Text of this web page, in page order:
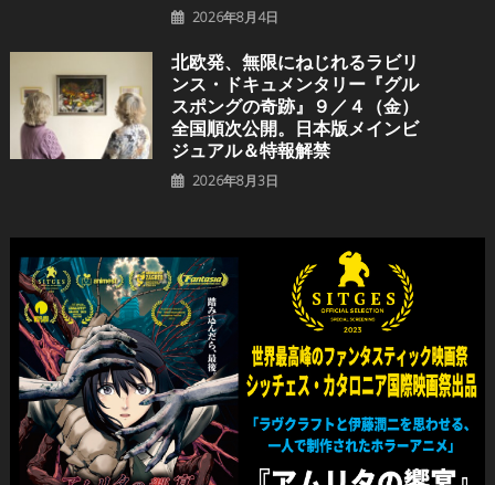
2026年8月4日
北欧発、無限にねじれるラビリ
ンス・ドキュメンタリー『グル
スポングの奇跡』９／４（金）
全国順次公開。日本版メインビ
ジュアル＆特報解禁
2026年8月3日